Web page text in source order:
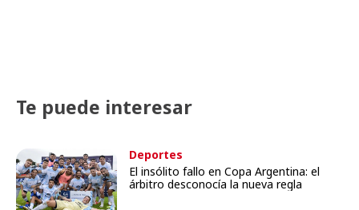
Te puede interesar
Deportes
El insólito fallo en Copa Argentina: el
árbitro desconocía la nueva regla